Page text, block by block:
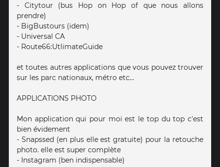
- Citytour (bus Hop on Hop of que nous allons
prendre)
- BigBustours (idem)
- Universal CA
- Route66:UtlimateGuide
et toutes autres applications que vous pouvez trouver
sur les parc nationaux, métro etc...
APPLICATIONS PHOTO
Mon application qui pour moi est le top du top c'est
bien évidement
- Snapssed (en plus elle est gratuite) pour la retouche
photo. elle est super complète
- Instagram (ben indispensable)